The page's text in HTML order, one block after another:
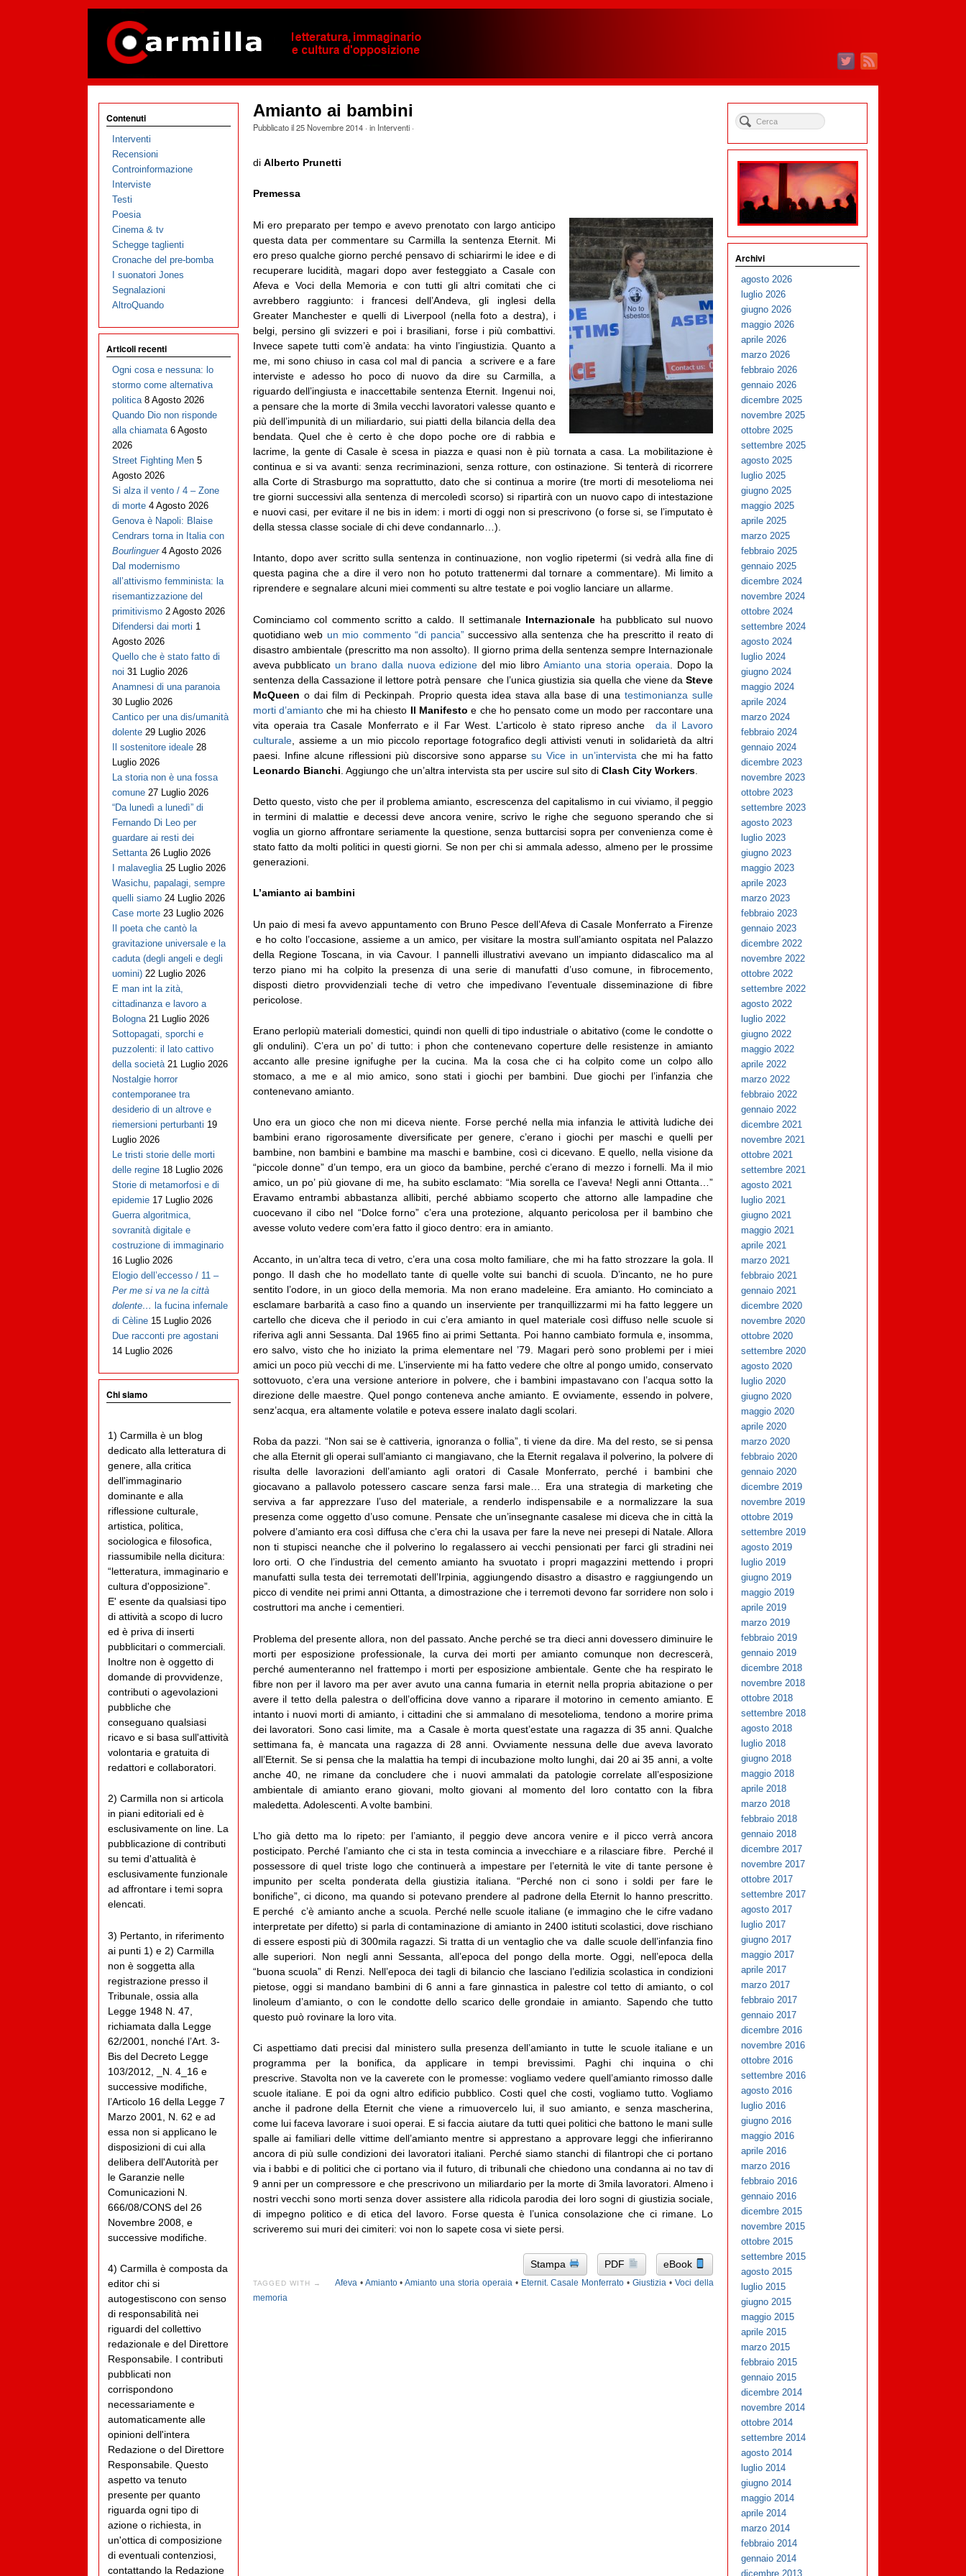
Amianto ai bambini
Pubblicato il25 Novembre 2014· in Interventi·
di Alberto Prunetti
Premessa
Mi ero preparato per tempo e avevo prenotato con largo anticipo
questa data per commentare su Carmilla la sentenza Eternit. Mi
ero preso qualche giorno perché pensavo di schiarirmi le idee e di
recuperare lucidità, magari dopo aver festeggiato a Casale con
Afeva e Voci della Memoria e con tutti gli altri comitati che ci
avrebbero raggiunto: i francesi dell’Andeva, gli inglesi della
Greater Manchester e quelli di Liverpool (nella foto a destra), i
belgi, persino gli svizzeri e poi i brasiliani, forse i più combattivi.
Invece sapete tutti com’è andata: ha vinto l’ingiustizia. Quanto a
me, mi sono chiuso in casa col mal di pancia a scrivere e a fare
interviste e adesso ho poco di nuovo da dire su Carmilla, a
riguardo dell’ingiusta e inaccettabile sentenza Eternit. Ingenui noi,
a pensare che la morte di 3mila vecchi lavoratori valesse quanto e
più dell’impunità di un miliardario, sui piatti della bilancia della dea
bendata. Quel che è certo è che dopo poche ore di rabbia e
lacrime, la gente di Casale è scesa in piazza e quasi non è più tornata a casa. La mobilitazione è
continua e si va avanti: senza recriminazioni, senza rotture, con ostinazione. Si tenterà di ricorrere
alla Corte di Strasburgo ma soprattutto, dato che si continua a morire (tre morti di mesotelioma nei
tre giorni successivi alla sentenza di mercoledì scorso) si ripartirà con un nuovo capo di intestazione
e nuovi casi, per evitare il ne bis in idem: i morti di oggi non si prescrivono (o forse si, se l’imputato è
della stessa classe sociale di chi deve condannarlo…).
Intanto, dopo aver scritto sulla sentenza in continuazione, non voglio ripetermi (si vedrà alla fine di
questa pagina che a dire il vero non ho potuto trattenermi dal tornare a commentare). Mi limito a
riprendere e segnalare alcuni miei commenti su altre testate e poi voglio lanciare un allarme.
Cominciamo col commento scritto a caldo. Il settimanale Internazionale ha pubblicato sul nuovo
quotidiano web un mio commento “di pancia”successivo alla sentenza che ha prescritto il reato di
disastro ambientale (prescritto ma non assolto). Il giorno prima della sentenza sempre Internazionale
aveva pubblicato un brano dalla nuova edizione del mio libro Amianto una storia operaia . Dopo la
sentenza della Cassazione il lettore potrà pensare che l’unica giustizia sia quella che viene daSteve
McQueen o dai film di Peckinpah. Proprio questa idea stava alla base di una testimonianza sulle
morti d’amiantoche mi ha chiesto Il Manifesto e che ho pensato come un modo per raccontare una
vita operaia tra Casale Monferrato e il Far West. L’articolo è stato ripreso anche da il Lavoro
culturale, assieme a un mio piccolo reportage fotografico degli attivisti venuti in solidarietà da altri
paesi. Infine alcune riflessioni più discorsive sono apparsesu Vice in un’intervista che mi ha fatto
Leonardo Bianchi . Aggiungo che un’altra intervista sta per uscire sul sito di Clash City Workers.
Detto questo, visto che per il problema amianto, escrescenza del capitalismo in cui viviamo, il peggio
in termini di malattie e decessi deve ancora venire, scrivo le righe che seguono sperando che si
voglia un giorno affrontare seriamente la questione, senza buttarcisi sopra per convenienza come è
stato fatto da molti politici in questi giorni. Se non per chi si ammala adesso, almeno per le prossime
generazioni.
L’amianto ai bambini
Un paio di mesi fa avevo appuntamento con Bruno Pesce dell’Afeva di Casale Monferrato a Firenze
e ho colto l’occasione, assieme a un amico, per visitare la mostra sull’amianto ospitata nel Palazzo
della Regione Toscana, in via Cavour. I pannelli illustrativi avevano un impianto didascalico ma al
terzo piano mi ha colpito la presenza di una serie di manufatti d’uso comune, in fibrocemento,
disposti dietro provvidenziali teche di vetro che impedivano l’eventuale disseminazione di fibre
pericolose.
Erano perlopiù materiali domestici, quindi non quelli di tipo industriale o abitativo (come le condotte o
gli ondulini). C’era un po’ di tutto: i phon che contenevano coperture delle resistenze in amianto
accanto alle presine ignifughe per la cucina. Ma la cosa che ci ha colpito come un colpo allo
stomaco, a me e al mio amico, sono stati i giochi per bambini. Due giochi per l’infanzia che
contenevano amianto.
Uno era un gioco che non mi diceva niente. Forse perché nella mia infanzia le attività ludiche dei
bambini erano rigorosamente diversificate per genere, c’erano i giochi per maschi e quelli per
bambine, non bambini e bambine ma maschi e bambine, così ci dicevano. E quello, nella visione da
“piccole donne” d’un tempo, era un gioco da bambine, perché c’erano di mezzo i fornelli. Ma il mio
amico, un po’ più giovane di me, ha subito esclamato: “Mia sorella ce l’aveva! Negli anni Ottanta…”
Eravamo entrambi abbastanza allibiti, perché abbiamo scoperto che attorno alle lampadine che
cuocevano il cibo nel “Dolce forno” c’era una protezione, alquanto pericolosa per il bambino che
avesse voluto vedere com’era fatto il gioco dentro: era in amianto.
Accanto, in un’altra teca di vetro, c’era una cosa molto familiare, che mi ha fatto strozzare la gola. Il
pongo. Il dash che ho modellato tante di quelle volte sui banchi di scuola. D’incanto, ne ho pure
sentito l’odore, in un gioco della memoria. Ma non erano madeleine. Era amianto. Ho cominciato a
esclamare barbarità a caso fino a quando un inserviente per tranquillizzarmi mi ha fatto leggere un
cartello che diceva che il periodo in cui c’era amianto in quel materiale così diffuso nelle scuole si
riferiva agli anni Sessanta. Dal 1965 fino ai primi Settanta. Poi hanno cambiato formula e, insomma,
ero salvo, visto che ho iniziato la prima elementare nel ’79. Magari però sono problemi per i miei
amici un poco più vecchi di me. L’inserviente mi ha fatto vedere che oltre al pongo umido, conservato
sottovuoto, c’era una versione anteriore in polvere, che i bambini impastavano con l’acqua sotto la
direzione delle maestre. Quel pongo conteneva anche amianto. E ovviamente, essendo in polvere,
senz’acqua, era altamente volatile e poteva essere inalato dagli scolari.
Roba da pazzi. “Non sai se è cattiveria, ignoranza o follia”, ti viene da dire. Ma del resto, se si pensa
che alla Eternit gli operai sull’amianto ci mangiavano, che la Eternit regalava il polverino, la polvere di
risulta delle lavorazioni dell’amianto agli oratori di Casale Monferrato, perché i bambini che
giocavano a pallavolo potessero cascare senza farsi male… Era una strategia di marketing che
serviva a far apprezzare l’uso del materiale, a renderlo indispensabile e a normalizzare la sua
presenza come oggetto d’uso comune. Pensate che un’insegnante casalese mi diceva che in città la
polvere d’amianto era così diffusa che c’era chi la usava per fare la neve nei presepi di Natale. Allora
non ti stupisci neanche che il polverino lo regalassero ai vecchi pensionati per farci gli stradini nei
loro orti. O che l’industria del cemento amianto ha svuotato i propri magazzini mettendo i propri
manufatti sulla testa dei terremotati dell’Irpinia, aggiungendo disastro a disastro e raggiungendo un
picco di vendite nei primi anni Ottanta, a dimostrazione che i terremoti devono far sorridere non solo i
costruttori ma anche i cementieri.
Problema del presente allora, non del passato. Anche perché se tra dieci anni dovessero diminuire le
morti per esposizione professionale, la curva dei morti per amianto comunque non decrescerà,
perché aumenteranno nel frattempo i morti per esposizione ambientale. Gente che ha respirato le
fibre non per il lavoro ma per aver avuto una canna fumaria in eternit nella propria abitazione o per
avere il tetto della palestra o dell’officina dove vanno a riparare il motorino in cemento amianto. E
intanto i nuovi morti di amianto, i cittadini che si ammalano di mesotelioma, tendono a morire prima
dei lavoratori. Sono casi limite, ma a Casale è morta quest’estate una ragazza di 35 anni. Qualche
settimana fa, è mancata una ragazza di 28 anni. Ovviamente nessuna delle due aveva lavorato
all’Eternit. Se si pensa che la malattia ha tempi di incubazione molto lunghi, dai 20 ai 35 anni, a volte
anche 40, ne rimane da concludere che i nuovi ammalati da patologie correlate all’esposizione
ambientale di amianto erano giovani, molto giovani al momento del loro contatto con la fibra
maledetta. Adolescenti. A volte bambini.
L’ho già detto ma lo ripeto: per l’amianto, il peggio deve ancora venire e il picco verrà ancora
posticipato. Perché l’amianto che ci sta in testa comincia a invecchiare e a rilasciare fibre. Perché il
possessore di quel triste logo che continuerà a impestare per l’eternità le vite di tante persone è
impunito per scelta ponderata della giustizia italiana. “Perché non ci sono i soldi per fare le
bonifiche”, ci dicono, ma quando si potevano prendere al padrone della Eternit lo hanno prescritto.
E perché c’è amianto anche a scuola. Perché nelle scuole italiane (e immagino che le cifre vadano
interpretate per difetto) si parla di contaminazione di amianto in 2400 istituti scolastici, dove rischiano
di essere esposti più di 300mila ragazzi. Si tratta di un ventaglio che va dalle scuole dell’infanzia fino
alle superiori. Non negli anni Sessanta, all’epoca del pongo della morte. Oggi, nell’epoca della
“buona scuola” di Renzi. Nell’epoca dei tagli di bilancio che lasciano l’edilizia scolastica in condizioni
pietose, oggi si mandano bambini di 6 anni a fare ginnastica in palestre col tetto di amianto, o col
linoleum d’amianto, o con le condotte dello scarico delle grondaie in amianto. Sapendo che tutto
questo può rovinare la loro vita.
Ci aspettiamo dati precisi dal ministero sulla presenza dell’amianto in tutte le scuole italiane e un
programma per la bonifica, da applicare in tempi brevissimi. Paghi chi inquina o chi
prescrive. Stavolta non ve la caverete con le promesse: vogliamo vedere quell’amianto rimosso dalle
scuole italiane. E poi da ogni altro edificio pubblico. Costi quel che costi, vogliamo tutto. Vogliamo
anche il padrone della Eternit che viene a rimuovercelo lui, il suo amianto, e senza mascherina,
come lui faceva lavorare i suoi operai. E si faccia aiutare da tutti quei politici che battono le mani sulle
spalle ai familiari delle vittime dell’amianto mentre si apprestano a approvare leggi che infieriranno
ancora di più sulle condizioni dei lavoratori italiani. Perché siamo stanchi di filantropi che ci portano
via i babbi e di politici che ci portano via il futuro, di tribunali che chiedono una condanna ai no tav di
9 anni per un compressore e che prescrivono un miliardario per la morte di 3mila lavoratori. Almeno i
nostri vecchi sono morti senza dover assistere alla ridicola parodia dei loro sogni di giustizia sociale,
di impegno politico e di etica del lavoro. Forse questa è l’unica consolazione che ci rimane. Lo
scriveremo sui muri dei cimiteri: voi non lo sapete cosa vi siete persi.
Stampa PDF eBook
TAGGED WITH → Afeva • Amianto•Amianto una storia operaia • Eternit. Casale Monferrato • Giustizia • Voci della
memoria
Contenuti
Interventi
Recensioni
Controinformazione
Interviste
Testi
Poesia
Cinema & tv
Schegge taglienti
Cronache del pre-bomba
I suonatori Jones
Segnalazioni
AltroQuando
Articoli recenti
Ogni cosa e nessuna: lo
stormo come alternativa
politica 8 Agosto 2026
Quando Dio non risponde
alla chiamata 6 Agosto
2026
Street Fighting Men 5
Agosto 2026
Si alza il vento / 4 – Zone
di morte 4 Agosto 2026
Genova è Napoli: Blaise
Cendrars torna in Italia con
Bourlinguer 4 Agosto 2026
Dal modernismo
all’attivismo femminista: la
risemantizzazione del
primitivismo 2 Agosto 2026
Difendersi dai morti 1
Agosto 2026
Quello che è stato fatto di
noi 31 Luglio 2026
Anamnesi di una paranoia
30 Luglio 2026
Cantico per una dis/umanità
dolente 29 Luglio 2026
Il sostenitore ideale 28
Luglio 2026
La storia non è una fossa
comune 27 Luglio 2026
“Da lunedì a lunedì” di
Fernando Di Leo per
guardare ai resti dei
Settanta 26 Luglio 2026
I malaveglia 25 Luglio 2026
Wasichu, papalagi, sempre
quelli siamo 24 Luglio 2026
Case morte 23 Luglio 2026
Il poeta che cantò la
gravitazione universale e la
caduta (degli angeli e degli
uomini) 22 Luglio 2026
E man int la zità,
cittadinanza e lavoro a
Bologna 21 Luglio 2026
Sottopagati, sporchi e
puzzolenti: il lato cattivo
della società 21 Luglio 2026
Nostalgie horror
contemporanee tra
desiderio di un altrove e
riemersioni perturbanti 19
Luglio 2026
Le tristi storie delle morti
delle regine 18 Luglio 2026
Storie di metamorfosi e di
epidemie 17 Luglio 2026
Guerra algoritmica,
sovranità digitale e
costruzione di immaginario
16 Luglio 2026
Elogio dell’eccesso / 11 –
Per me si va ne la città
dolente… la fucina infernale
di Cèline 15 Luglio 2026
Due racconti pre agostani
14 Luglio 2026
Chi siamo
1) Carmilla è un blog
dedicato alla letteratura di
genere, alla critica
dell'immaginario
dominante e alla
riflessione culturale,
artistica, politica,
sociologica e filosofica,
riassumibile nella dicitura:
“letteratura, immaginario e
cultura d'opposizione”.
E' esente da qualsiasi tipo
di attività a scopo di lucro
ed è priva di inserti
pubblicitari o commerciali.
Inoltre non è oggetto di
domande di provvidenze,
contributi o agevolazioni
pubbliche che
conseguano qualsiasi
ricavo e si basa sull'attività
volontaria e gratuita di
redattori e collaboratori.
2) Carmilla non si articola
in piani editoriali ed è
esclusivamente on line. La
pubblicazione di contributi
su temi d'attualità è
esclusivamente funzionale
ad affrontare i temi sopra
elencati.
3) Pertanto, in riferimento
ai punti 1) e 2) Carmilla
non è soggetta alla
registrazione presso il
Tribunale, ossia alla
Legge 1948 N. 47,
richiamata dalla Legge
62/2001, nonché l’Art. 3-
Bis del Decreto Legge
103/2012, _N. 4_16 e
successive modifiche,
l’Articolo 16 della Legge 7
Marzo 2001, N. 62 e ad
essa non si applicano le
disposizioni di cui alla
delibera dell'Autorità per
le Garanzie nelle
Comunicazioni N.
666/08/CONS del 26
Novembre 2008, e
successive modifiche.
4) Carmilla è composta da
editor chi si
autogestiscono con senso
di responsabilità nei
riguardi del collettivo
redazionale e del Direttore
Responsabile. I contributi
pubblicati non
corrispondono
necessariamente e
automaticamente alle
opinioni dell'intera
Redazione o del Direttore
Responsabile. Questo
aspetto va tenuto
presente per quanto
riguarda ogni tipo di
azione o richiesta, in
un'ottica di composizione
di eventuali contenziosi,
contattando la Redazione
Archivi
agosto 2026
luglio 2026
giugno 2026
maggio 2026
aprile 2026
marzo 2026
febbraio 2026
gennaio 2026
dicembre 2025
novembre 2025
ottobre 2025
settembre 2025
agosto 2025
luglio 2025
giugno 2025
maggio 2025
aprile 2025
marzo 2025
febbraio 2025
gennaio 2025
dicembre 2024
novembre 2024
ottobre 2024
settembre 2024
agosto 2024
luglio 2024
giugno 2024
maggio 2024
aprile 2024
marzo 2024
febbraio 2024
gennaio 2024
dicembre 2023
novembre 2023
ottobre 2023
settembre 2023
agosto 2023
luglio 2023
giugno 2023
maggio 2023
aprile 2023
marzo 2023
febbraio 2023
gennaio 2023
dicembre 2022
novembre 2022
ottobre 2022
settembre 2022
agosto 2022
luglio 2022
giugno 2022
maggio 2022
aprile 2022
marzo 2022
febbraio 2022
gennaio 2022
dicembre 2021
novembre 2021
ottobre 2021
settembre 2021
agosto 2021
luglio 2021
giugno 2021
maggio 2021
aprile 2021
marzo 2021
febbraio 2021
gennaio 2021
dicembre 2020
novembre 2020
ottobre 2020
settembre 2020
agosto 2020
luglio 2020
giugno 2020
maggio 2020
aprile 2020
marzo 2020
febbraio 2020
gennaio 2020
dicembre 2019
novembre 2019
ottobre 2019
settembre 2019
agosto 2019
luglio 2019
giugno 2019
maggio 2019
aprile 2019
marzo 2019
febbraio 2019
gennaio 2019
dicembre 2018
novembre 2018
ottobre 2018
settembre 2018
agosto 2018
luglio 2018
giugno 2018
maggio 2018
aprile 2018
marzo 2018
febbraio 2018
gennaio 2018
dicembre 2017
novembre 2017
ottobre 2017
settembre 2017
agosto 2017
luglio 2017
giugno 2017
maggio 2017
aprile 2017
marzo 2017
febbraio 2017
gennaio 2017
dicembre 2016
novembre 2016
ottobre 2016
settembre 2016
agosto 2016
luglio 2016
giugno 2016
maggio 2016
aprile 2016
marzo 2016
febbraio 2016
gennaio 2016
dicembre 2015
novembre 2015
ottobre 2015
settembre 2015
agosto 2015
luglio 2015
giugno 2015
maggio 2015
aprile 2015
marzo 2015
febbraio 2015
gennaio 2015
dicembre 2014
novembre 2014
ottobre 2014
settembre 2014
agosto 2014
luglio 2014
giugno 2014
maggio 2014
aprile 2014
marzo 2014
febbraio 2014
gennaio 2014
dicembre 2013